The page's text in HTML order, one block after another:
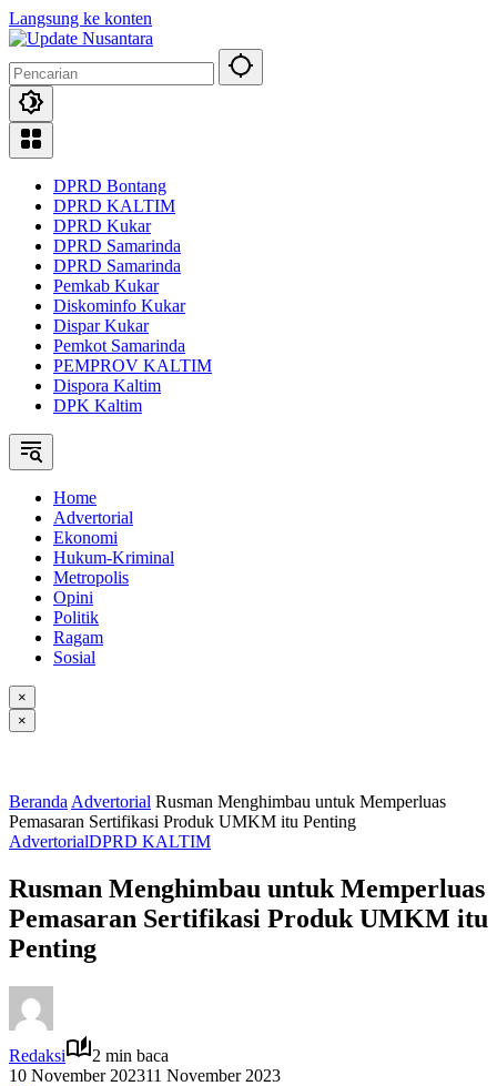
Langsung ke konten
DPRD Bontang
DPRD KALTIM
DPRD Kukar
DPRD Samarinda
DPRD Samarinda
Pemkab Kukar
Diskominfo Kukar
Dispar Kukar
Pemkot Samarinda
PEMPROV KALTIM
Dispora Kaltim
DPK Kaltim
Home
Advertorial
Ekonomi
Hukum-Kriminal
Metropolis
Opini
Politik
Ragam
Sosial
×
×
Beranda Advertorial Rusman Menghimbau untuk Memperluas
Pemasaran Sertifikasi Produk UMKM itu Penting
AdvertorialDPRD KALTIM
Rusman Menghimbau untuk Memperluas
Pemasaran Sertifikasi Produk UMKM itu
Penting
Redaksi
2 min baca
10 November 202311 November 2023